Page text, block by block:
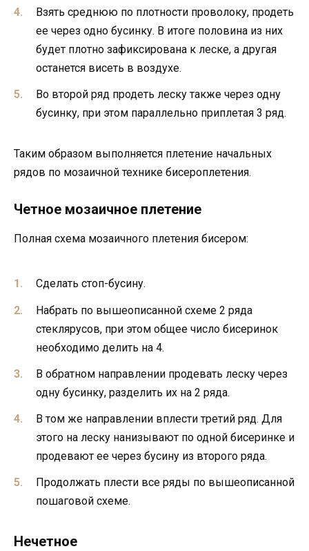
Взять среднюю по плотности проволоку, продеть
ее через одно бусинку. В итоге половина из них
будет плотно зафиксирована к леске, а другая
останется висеть в воздухе.
Во второй ряд продеть леску также через одну
бусинку, при этом параллельно приплетая 3 ряд.
Таким образом выполняется плетение начальных
рядов по мозаичной технике бисероплетения.
Четное мозаичное плетение
Полная схема мозаичного плетения бисером:
Сделать стоп-бусину.
Набрать по вышеописанной схеме 2 ряда
стеклярусов, при этом общее число бисеринок
необходимо делить на 4.
В обратном направлении продевать леску через
одну бусинку, разделить их на 2 ряда.
В том же направлении вплести третий ряд. Для
этого на леску нанизывают по одной бисеринке и
продевают ее через бусину из второго ряда.
Продолжать плести все ряды по вышеописанной
пошаговой схеме.
Нечетное